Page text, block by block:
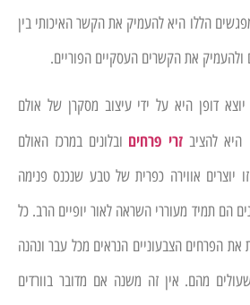
הללו היא להעמיק את הקשר האיכותי בין
ולהעמיק את הקשרים העסקיים הפוריים.
דופן היא על ידי עיצוב מסקרן של אולם
להציב זרי פרחים ובלונים במרכז האולם
יוצרים אווירה כפרית של טבע שנכנס פנימה
הם תמיד מעוררי השראה לאור יופיים הרב. כל
את הפרחים הצבעוניים הנראים מכל עבר ונהנה
מהם. אין זה משנה אם מדובר בוורדים